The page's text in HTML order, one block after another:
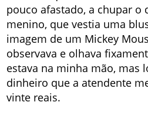
pouco afastado, a chupar o
menino, que vestia uma
imagem de um Mickey
observava e olhava
estava na minha mão, mas
dinheiro que a atendente
vinte reais.